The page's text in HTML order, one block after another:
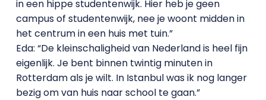
in een hippe studentenwijk. Hier heb je geen
campus of studentenwijk, nee je woont midden in
het centrum in een huis met tuin.”
Eda: “De kleinschaligheid van Nederland is heel fijn
eigenlijk. Je bent binnen twintig minuten in
Rotterdam als je wilt. In Istanbul was ik nog langer
bezig om van huis naar school te gaan.”